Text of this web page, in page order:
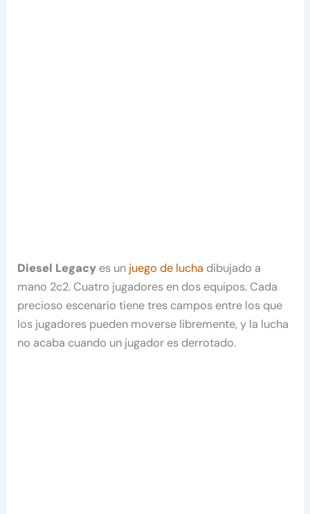
Diesel Legacy es un juego de lucha dibujado a
mano 2c2. Cuatro jugadores en dos equipos. Cada
precioso escenario tiene tres campos entre los que
los jugadores pueden moverse libremente, y la lucha
no acaba cuando un jugador es derrotado.